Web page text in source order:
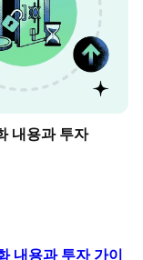
내용과 투자
내용과 투자 가이